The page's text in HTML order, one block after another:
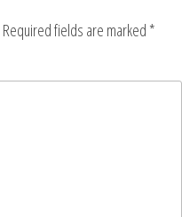
Required fields are marked *